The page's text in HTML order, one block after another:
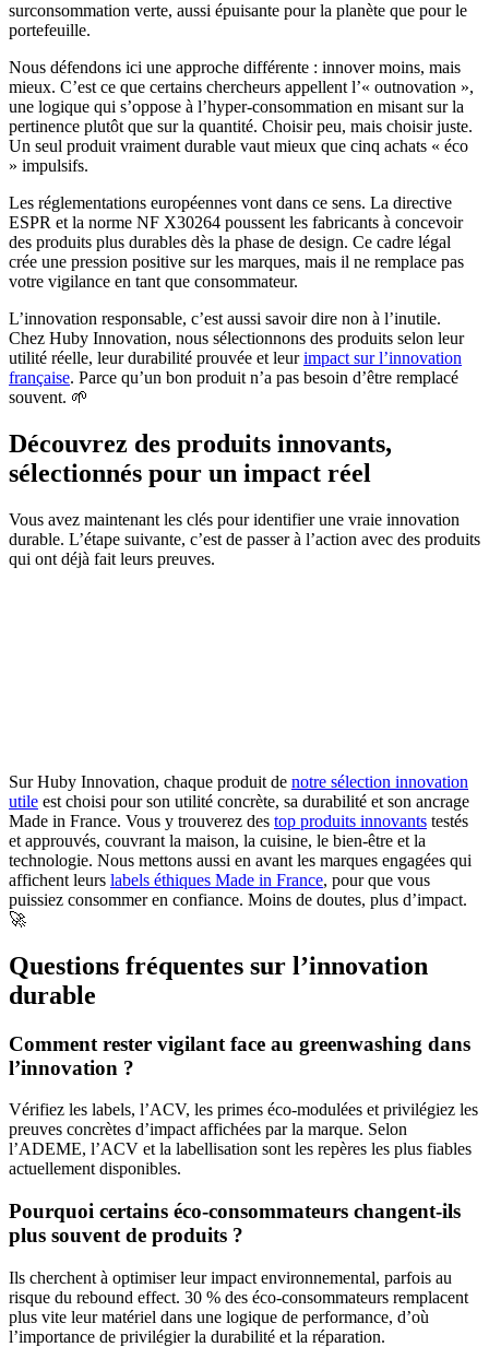
surconsommation verte, aussi épuisante pour la planète que pour le
portefeuille.
Nous défendons ici une approche différente : innover moins, mais
mieux. C’est ce que certains chercheurs appellent l’« outnovation »,
une logique qui s’oppose à l’hyper-consommation en misant sur la
pertinence plutôt que sur la quantité. Choisir peu, mais choisir juste.
Un seul produit vraiment durable vaut mieux que cinq achats « éco
» impulsifs.
Les réglementations européennes vont dans ce sens. La directive
ESPR et la norme NF X30264 poussent les fabricants à concevoir
des produits plus durables dès la phase de design. Ce cadre légal
crée une pression positive sur les marques, mais il ne remplace pas
votre vigilance en tant que consommateur.
L’innovation responsable, c’est aussi savoir dire non à l’inutile.
Chez Huby Innovation, nous sélectionnons des produits selon leur
utilité réelle, leur durabilité prouvée et leurimpact sur l’innovation
française. Parce qu’un bon produit n’a pas besoin d’être remplacé
souvent. 🌱
Découvrez des produits innovants,
sélectionnés pour un impact réel
Vous avez maintenant les clés pour identifier une vraie innovation
durable. L’étape suivante, c’est de passer à l’action avec des produits
qui ont déjà fait leurs preuves.
Sur Huby Innovation, chaque produit de notre sélection innovation
utile est choisi pour son utilité concrète, sa durabilité et son ancrage
Made in France. Vous y trouverez des top produits innovants testés
et approuvés, couvrant la maison, la cuisine, le bien-être et la
technologie. Nous mettons aussi en avant les marques engagées qui
affichent leurs labels éthiques Made in France, pour que vous
puissiez consommer en confiance. Moins de doutes, plus d’impact.
🚀
Questions fréquentes sur l’innovation
durable
Comment rester vigilant face au greenwashing dans
l’innovation ?
Vérifiez les labels, l’ACV, les primes éco-modulées et privilégiez les
preuves concrètes d’impact affichées par la marque. Selon
l’ADEME, l’ACV et la labellisation sont les repères les plus fiables
actuellement disponibles.
Pourquoi certains éco-consommateurs changent-ils
plus souvent de produits ?
Ils cherchent à optimiser leur impact environnemental, parfois au
risque du rebound effect. 30 % des éco-consommateurs remplacent
plus vite leur matériel dans une logique de performance, d’où
l’importance de privilégier la durabilité et la réparation.